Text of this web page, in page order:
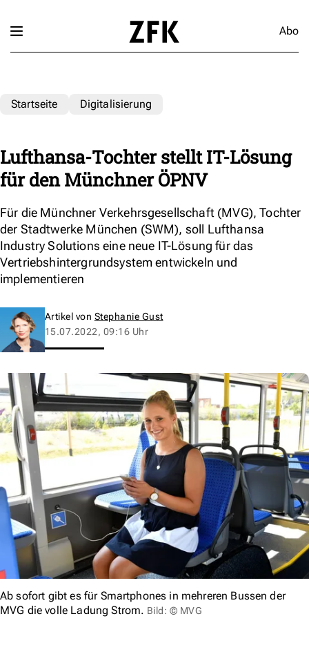
Abo
Startseite Digitalisierung
Lufthansa-Tochter stellt IT-Lösung
für den Münchner ÖPNV
Für die Münchner Verkehrsgesellschaft (MVG), Tochter
der Stadtwerke München (SWM), soll Lufthansa
Industry Solutions eine neue IT-Lösung für das
Vertriebshintergrundsystem entwickeln und
implementieren
Artikel von Stephanie Gust
15.07.2022, 09:16 Uhr
Ab sofort gibt es für Smartphones in mehreren Bussen der
MVG die volle Ladung Strom. Bild: © MVG